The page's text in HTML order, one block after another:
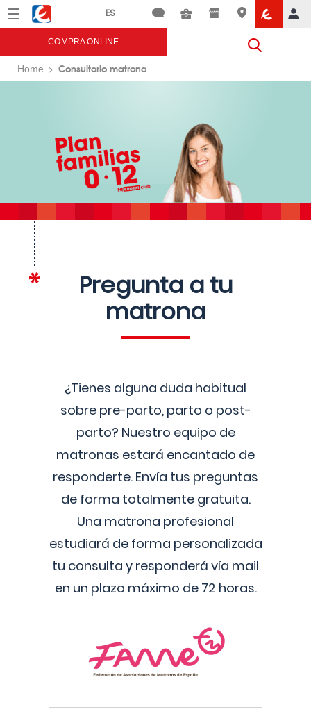
Menú Eroski
COMPRA ONLINE
Home Consultorio matrona
Pregunta a tu
matrona
¿Tienes alguna duda habitual
sobre pre-parto, parto o post-
parto? Nuestro equipo de
matronas estará encantado de
responderte. Envía tus preguntas
de forma totalmente gratuita.
Una matrona profesional
estudiará de forma personalizada
tu consulta y responderá vía mail
en un plazo máximo de 72 horas.